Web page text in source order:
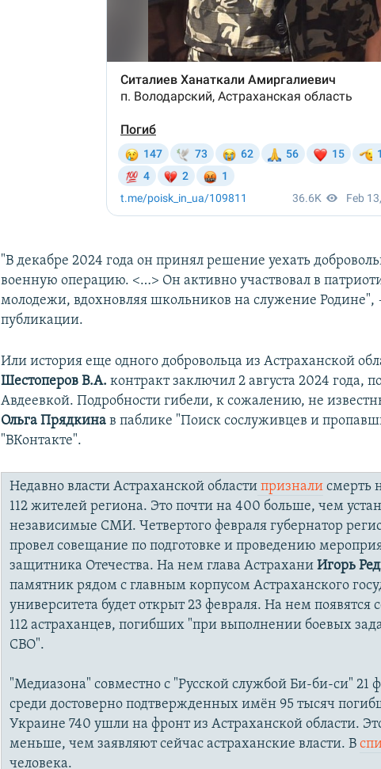
"В декабре 2024 года он принял решение уехать
военную операцию. <…> Он активно участвовал в
молодежи, вдохновляя школьников на служение Родине",
публикации.
Или история еще одного добровольца из Астраханской
Шестоперов В.А. контракт заключил 2 августа 2024 года,
Авдеевкой. Подробности гибели, к сожалению, не
Ольга Прядкина в паблике "Поиск сослуживцев и
"ВКонтакте".
Недавно власти Астраханской области признали смерть
112 жителей региона. Это почти на 400 больше, чем
независимые СМИ. Четвертого февраля губернатор
провел совещание по подготовке и проведению
защитника Отечества. На нем глава Астрахани Игорь
памятник рядом с главным корпусом Астраханского
университета будет открыт 23 февраля. На нем появятся
112 астраханцев, погибших "при выполнении боевых
СВО".
"Медиазона" совместно с "Русской службой Би-би-си" 21
среди достоверно подтвержденных имён 95 тысяч
Украине 740 ушли на фронт из Астраханской области.
меньше, чем заявляют сейчас астраханские власти. В
человека.